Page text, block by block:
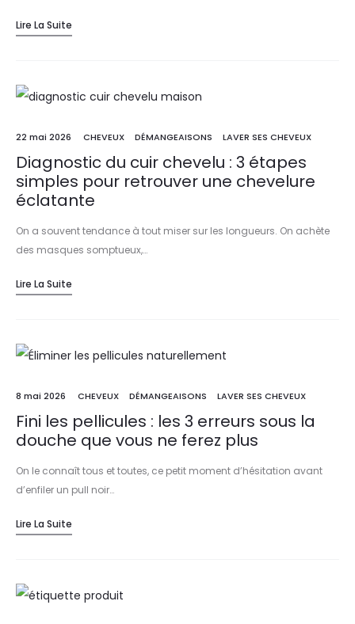
Lire La Suite
22 mai 2026 CHEVEUX DÉMANGEAISONS LAVER SES CHEVEUX
Diagnostic du cuir chevelu : 3 étapes
simples pour retrouver une chevelure
éclatante
On a souvent tendance à tout miser sur les longueurs. On achète
des masques somptueux,…
Lire La Suite
8 mai 2026 CHEVEUX DÉMANGEAISONS LAVER SES CHEVEUX
Fini les pellicules : les 3 erreurs sous la
douche que vous ne ferez plus
On le connaît tous et toutes, ce petit moment d’hésitation avant
d’enfiler un pull noir…
Lire La Suite